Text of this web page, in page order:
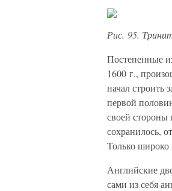
Рис. 95.
Постепенные
1600 г.,
начал
первой
своей
сохранилось,
Только широко
Английские
сами из себя